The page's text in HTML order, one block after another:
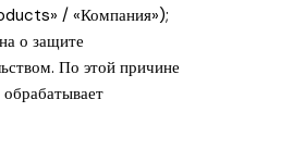
/ «Компания»);
о защите
По этой причине